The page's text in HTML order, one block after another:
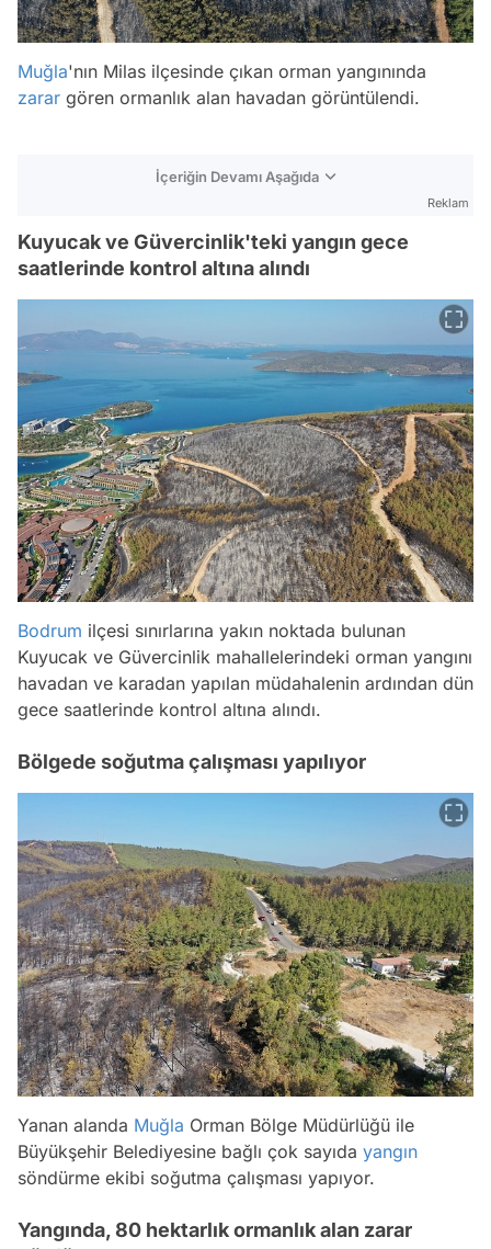
Muğla'nın Milas ilçesinde çıkan orman yangınında
zarar gören ormanlık alan havadan görüntülendi.
İçeriğin Devamı Aşağıda
Reklam
Kuyucak ve Güvercinlik'teki yangın gece
saatlerinde kontrol altına alındı
Bodrum ilçesi sınırlarına yakın noktada bulunan
Kuyucak ve Güvercinlik mahallelerindeki orman yangını
havadan ve karadan yapılan müdahalenin ardından dün
gece saatlerinde kontrol altına alındı.
Bölgede soğutma çalışması yapılıyor
Yanan alanda Muğla Orman Bölge Müdürlüğü ile
Büyükşehir Belediyesine bağlı çok sayıda yangın
söndürme ekibi soğutma çalışması yapıyor.
Yangında, 80 hektarlık ormanlık alan zarar